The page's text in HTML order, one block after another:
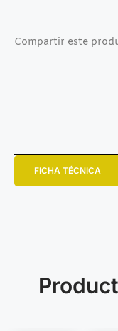
Compartir este
FICHA TÉCNICA